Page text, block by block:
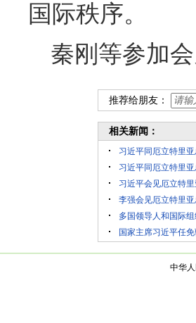
国际秩序。
秦刚等参加会
推荐给朋友：
相关新闻：
习近平同厄立特里
习近平同厄立特里
习近平会见厄立特
李强会见厄立特里
多国领导人和国际
国家主席习近平任
中华